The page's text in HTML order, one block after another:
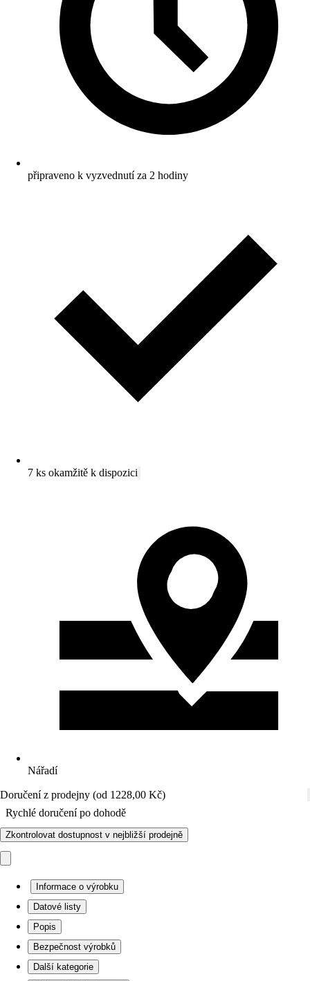
připraveno k vyzvednutí za 2 hodiny
7 ks okamžitě k dispozici
Nářadí
Doručení z prodejny (od 1228,00 Kč)
Rychlé doručení po dohodě
Zkontrolovat dostupnost v nejbližší prodejně
Informace o výrobku
Datové listy
Popis
Bezpečnost výrobků
Další kategorie